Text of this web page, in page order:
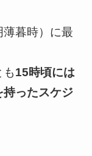
暮時）に最
15時頃には
ったスケジ